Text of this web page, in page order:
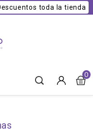
toda la tienda
0